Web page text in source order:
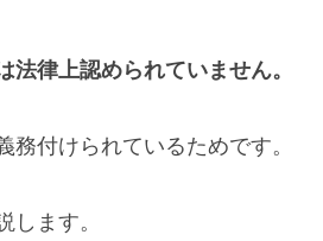
律上認められていません。
付けられているためです。
ます。